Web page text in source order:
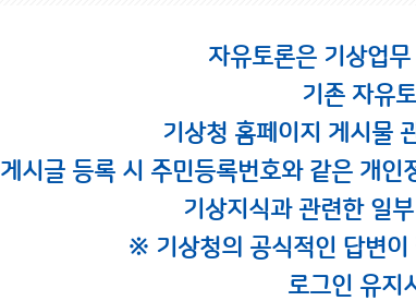
자유토론은 기상업
기존 자유
기상청 홈페이지 게시물
게시글 등록 시 주민등록번호와 같은 개
기상지식과 관련한 일
※ 기상청의 공식적인 답변이
로그인 유지